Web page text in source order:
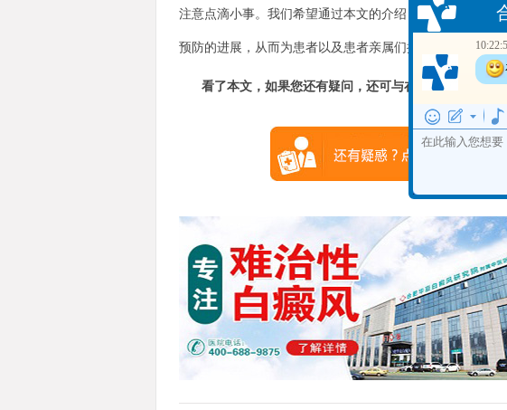
注意点滴小事。我们希望通过本文的介绍，给大家提供一
预防的进展，从而为患者以及患者亲属们提供帮助。
看了本文，如果您还有疑问，还可与在线客服 “一对一
10:0:0
出